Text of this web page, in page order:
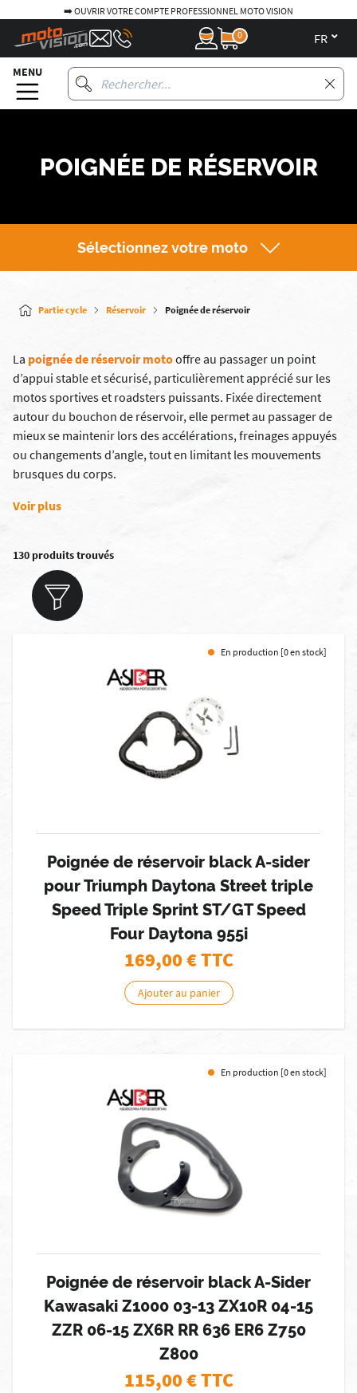
➡️ OUVRIR VOTRE COMPTE PROFESSIONNEL MOTO VISION
0
MENU
POIGNÉE DE RÉSERVOIR
Sélectionnez votre moto
Partie cycle Réservoir Poignée de réservoir
La poignée de réservoir motooffre au passager un point
d’appui stable et sécurisé, particulièrement apprécié sur les
motos sportives et roadsters puissants. Fixée directement
autour du bouchon de réservoir, elle permet au passager de
mieux se maintenir lors des accélérations, freinages appuyés
ou changements d’angle, tout en limitant les mouvements
brusques du corps.
Voir plus
130 produits trouvés
En production [0 en stock]
Poignée de réservoir black A-sider
pour Triumph Daytona Street triple
Speed Triple Sprint ST/GT Speed
Four Daytona 955i
169,00€ TTC
Ajouter au panier
En production [0 en stock]
Poignée de réservoir black A-Sider
Kawasaki Z1000 03-13 ZX10R 04-15
ZZR 06-15 ZX6R RR 636 ER6 Z750
Z800
115,00€ TTC